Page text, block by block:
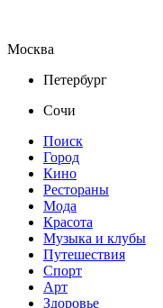
Москва
Петербург
Сочи
Поиск
Город
Кино
Рестораны
Мода
Красота
Музыка и клубы
Путешествия
Спорт
Арт
Здоровье